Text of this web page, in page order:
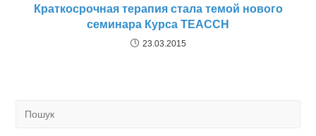
Краткосрочная терапия стала темой нового
семинара Курса TEACCH
23.03.2015